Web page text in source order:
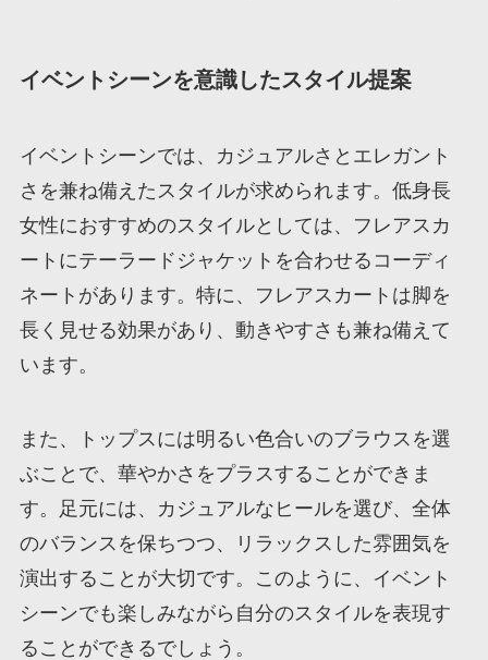
イベントシーンを意識したスタイル提案
イベントシーンでは、カジュアルさとエレガント
さを兼ね備えたスタイルが求められます。低身長
女性におすすめのスタイルとしては、フレアスカ
ートにテーラードジャケットを合わせるコーディ
ネートがあります。特に、フレアスカートは脚を
長く見せる効果があり、動きやすさも兼ね備えて
います。
また、トップスには明るい色合いのブラウスを選
ぶことで、華やかさをプラスすることができま
す。足元には、カジュアルなヒールを選び、全体
のバランスを保ちつつ、リラックスした雰囲気を
演出することが大切です。このように、イベント
シーンでも楽しみながら自分のスタイルを表現す
ることができるでしょう。